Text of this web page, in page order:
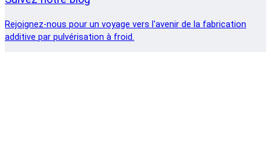
Rejoignez-nous pour un voyage vers l'avenir de la fabrication
additive par pulvérisation à froid.